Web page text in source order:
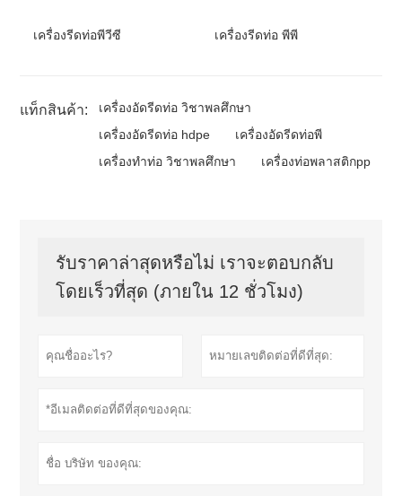
เครื่องรีดท่อพีวีซี เครื่องรีดท่อ พีพี
แท็กสินค้า:
เครื่องอัดรีดท่อ วิชาพลศึกษา
เครื่องอัดรีดท่อ hdpe
เครื่องอัดรีดท่อพี
เครื่องทำท่อ วิชาพลศึกษา
เครื่องท่อพลาสติกpp
รับราคาล่าสุดหรือไม่ เราจะตอบกลับ
โดยเร็วที่สุด (ภายใน 12 ชั่วโมง)